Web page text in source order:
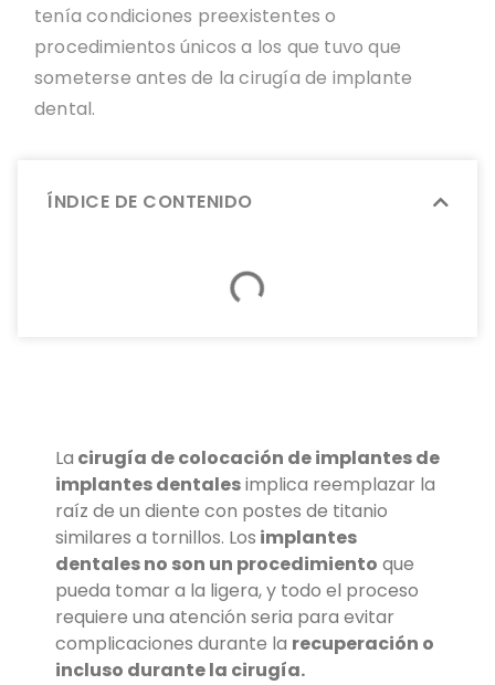
ÍNDICE DE CONTENIDO
tenía condiciones preexistentes o
procedimientos únicos a los que tuvo que
someterse antes de la cirugía de implante
dental.
La cirugía de colocación de implantes de
implantes dentalesimplica reemplazar la
raíz de un diente con postes de titanio
similares a tornillos. Los implantes
dentales no son un procedimiento que
pueda tomar a la ligera, y todo el proceso
requiere una atención seria para evitar
complicaciones durante la recuperación o
incluso durante la cirugía.